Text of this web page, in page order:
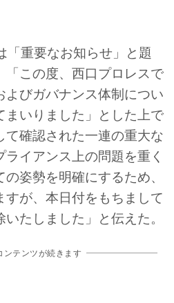
重要なお知らせ」と題
「この度、西口プロレスで
びガバナンス体制につい
まいりました」とした上で
て確認された一連の重大な
イアンス上の問題を重く
姿勢を明確にするため、
が、本日付をもちまして
たしました」と伝えた。
ンテンツが続きます